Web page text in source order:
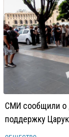
СМИ сообщили о
поддержку